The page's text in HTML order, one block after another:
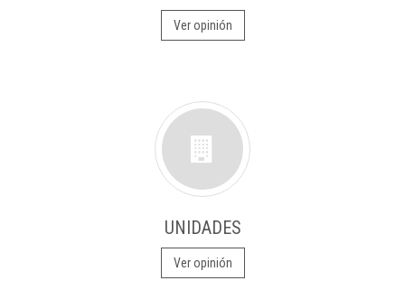
Ver opinión
UNIDADES
Ver opinión